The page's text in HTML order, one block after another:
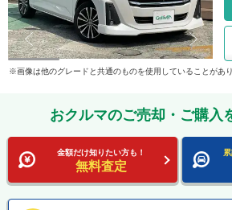
画像は他のグレードと共通のものを使用していることがあり
おクルマのご売却・ご購入
金額だけ知りたい方も！
無料査定